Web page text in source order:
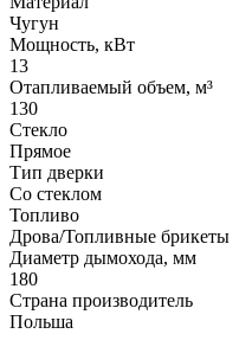
Чугун
Мощность, кВт
13
Отапливаемый объем, м³
130
Стекло
Прямое
Тип дверки
Со стеклом
Топливо
Дрова/Топливные брикеты
Диаметр дымохода, мм
180
Страна производитель
Польша